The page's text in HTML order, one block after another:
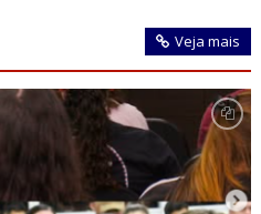
Veja mais